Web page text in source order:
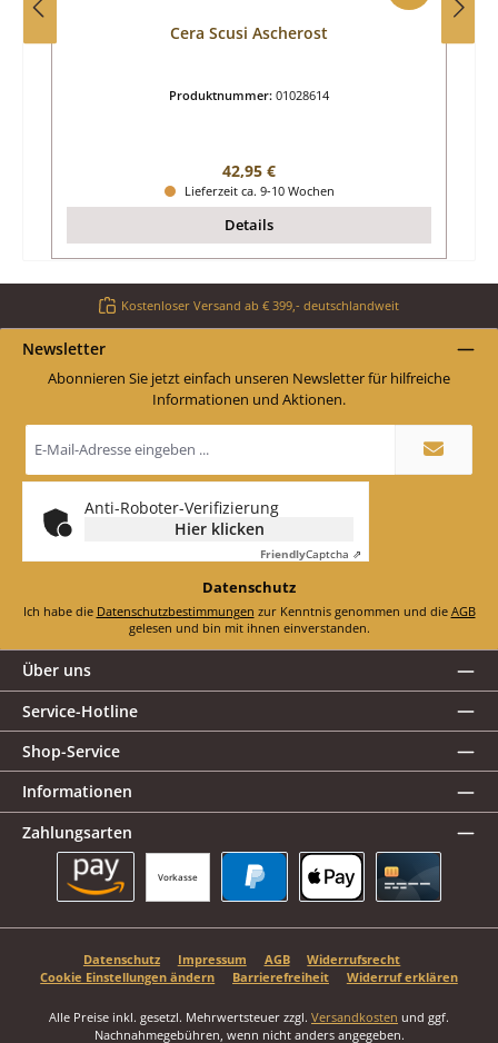
Cera Scusi Ascherost
Produktnummer: 01028614
Regulärer Preis:
42,95 €
Lieferzeit ca. 9-10 Wochen
Details
Kostenloser Versand ab € 399,- deutschlandweit
Newsletter
Abonnieren Sie jetzt einfach unseren Newsletter für hilfreiche
Informationen und Aktionen.
Mail-
*
Anti-Roboter-Verifizierung
Hier klicken
FriendlyCaptcha ⇗
Datenschutz
Ich habe die Datenschutzbestimmungen zur Kenntnis genommen und die AGB
gelesen und bin mit ihnen einverstanden.
Über uns
Service-Hotline
Shop-Service
Informationen
Zahlungsarten
Vorkasse
Datenschutz Impressum AGB
Widerrufsrecht
Cookie Einstellungen ändern
Barrierefreiheit Widerruf erklären
Alle Preise inkl. gesetzl. Mehrwertsteuer zzgl. Versandkosten und ggf.
Nachnahmegebühren, wenn nicht anders angegeben.